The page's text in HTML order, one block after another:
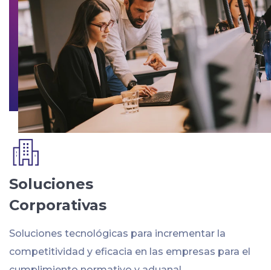
Soluciones
Corporativas
Soluciones tecnológicas para incrementar la
competitividad y eficacia en las empresas para el